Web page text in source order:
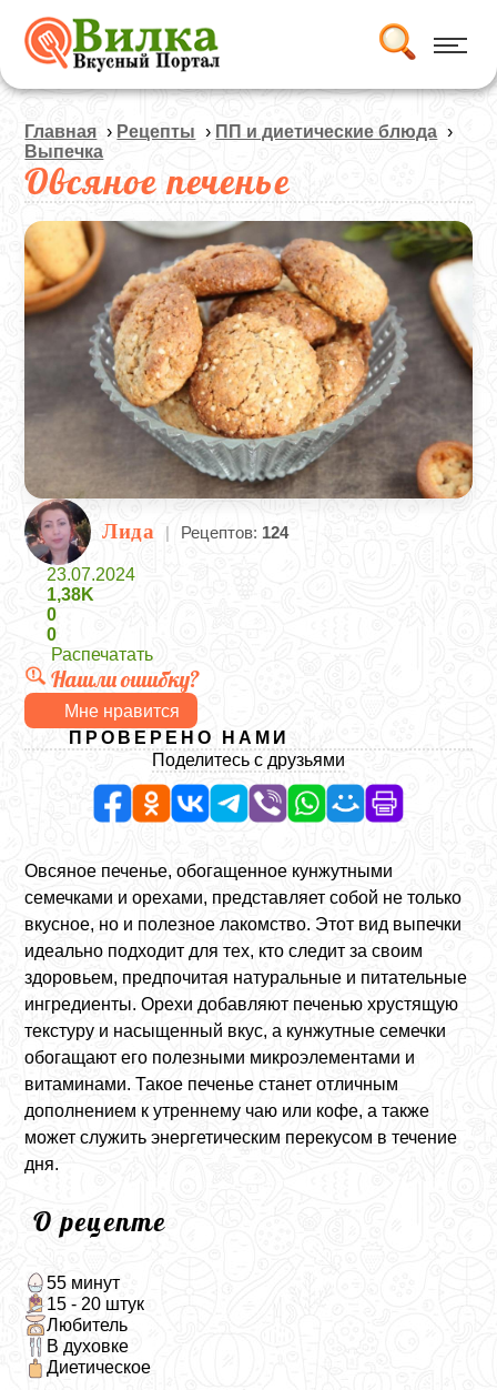
Главная › Рецепты › ПП и диетические блюда ›
Выпечка
Овсяное печенье
Лида | Рецептов: 124
23.07.2024
1,38K
0
0
Распечатать
Нашли ошибку?
Мне нравится
ПРОВЕРЕНО НАМИ
Поделитесь с друзьями
Овсяное печенье, обогащенное кунжутными
семечками и орехами, представляет собой не только
вкусное, но и полезное лакомство. Этот вид выпечки
идеально подходит для тех, кто следит за своим
здоровьем, предпочитая натуральные и питательные
ингредиенты. Орехи добавляют печенью хрустящую
текстуру и насыщенный вкус, а кунжутные семечки
обогащают его полезными микроэлементами и
витаминами. Такое печенье станет отличным
дополнением к утреннему чаю или кофе, а также
может служить энергетическим перекусом в течение
дня.
О рецепте
55 минут
15 - 20 штук
Любитель
В духовке
Диетическое